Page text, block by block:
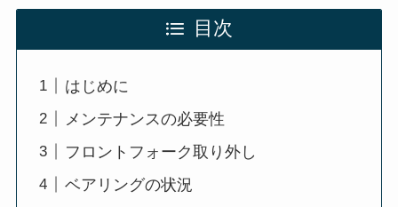
目次
はじめに
メンテナンスの必要性
フロントフォーク取り外し
ベアリングの状況